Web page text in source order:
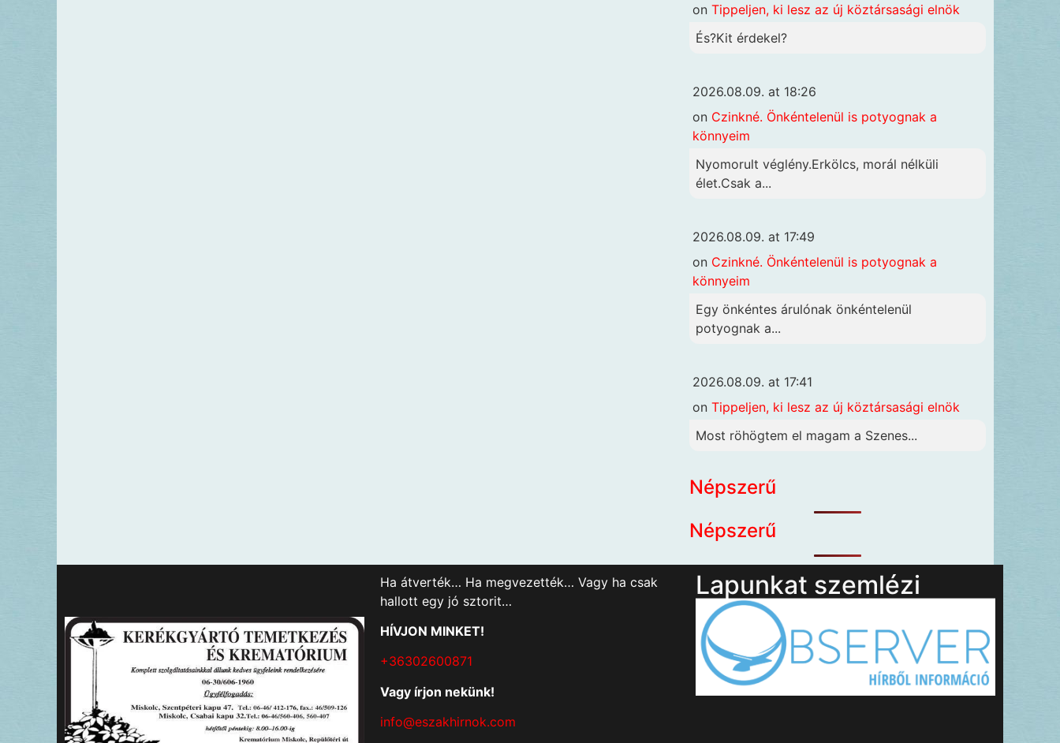
on Tippeljen, ki lesz az új köztársasági elnök
És?Kit érdekel?
2026.08.09. at 18:26
on Czinkné. Önkéntelenül is potyognak a
könnyeim
Nyomorult véglény.Erkölcs, morál nélküli
élet.Csak a...
2026.08.09. at 17:49
on Czinkné. Önkéntelenül is potyognak a
könnyeim
Egy önkéntes árulónak önkéntelenül
potyognak a...
2026.08.09. at 17:41
on Tippeljen, ki lesz az új köztársasági elnök
Most röhögtem el magam a Szenes...
Népszerű
Népszerű
Ha átverték… Ha megvezették… Vagy ha csak
hallott egy jó sztorit…
HÍVJON MINKET!
+36302600871
Vagy írjon nekünk!
info@eszakhirnok.com
Lapunkat szemlézi